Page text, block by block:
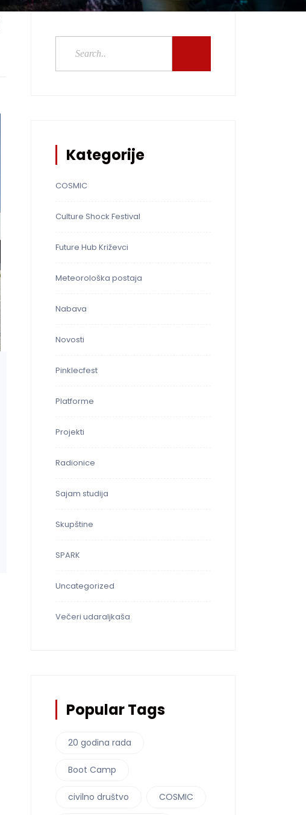
Kategorije
COSMIC
Culture Shock Festival
Future Hub Križevci
Meteorološka postaja
Nabava
Novosti
Pinklecfest
Platforme
Projekti
Radionice
Sajam studija
Skupštine
SPARK
Uncategorized
Večeri udaraljkaša
Popular Tags
20 godina rada
Boot Camp
civilno društvo COSMIC